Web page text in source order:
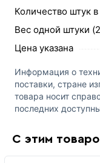
Количество штук в
Вес одной штуки
Цена указана
Информация о
поставки, стране
товара носит
последних
С этим